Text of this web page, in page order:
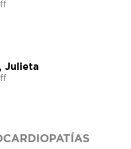
Julieta